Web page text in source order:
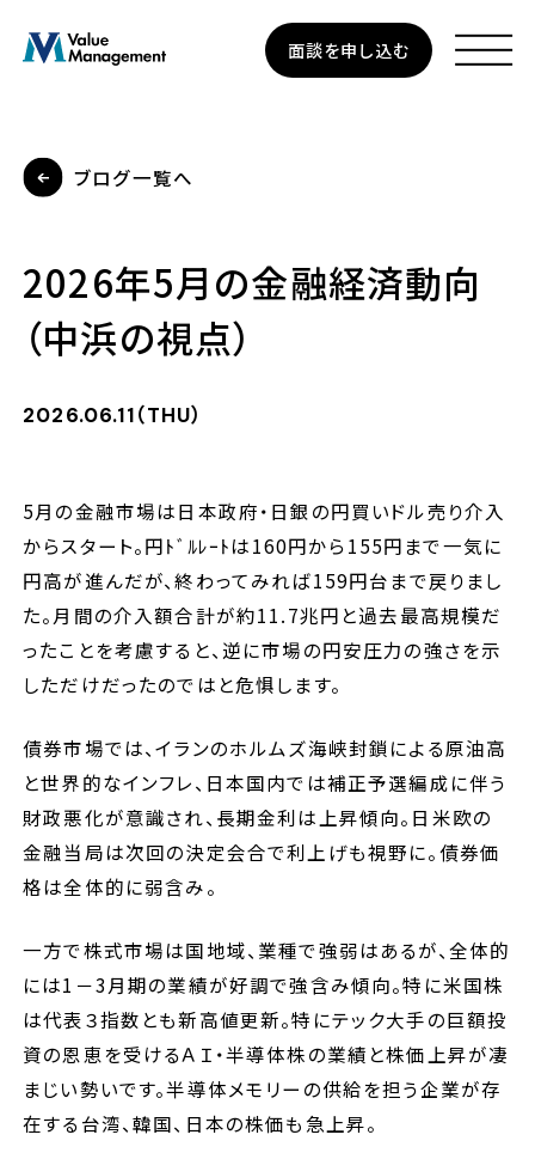
個人のお客さま
法人のお客さま
私たちについて
セミナー
ブログ
採用情報
面談を申し込む
ブログ一覧へ
2026年5月の金融経済動向
（中浜の視点）
2026.06.11（THU）
5月の金融市場は日本政府・日銀の円買いドル売り介入
からスタート。円ﾄﾞﾙﾚｰﾄは160円から155円まで一気に
円高が進んだが、終わってみれば159円台まで戻りまし
た。月間の介入額合計が約11.7兆円と過去最高規模だ
ったことを考慮すると、逆に市場の円安圧力の強さを示
しただけだったのではと危惧します。
債券市場では、イランのホルムズ海峡封鎖による原油高
と世界的なインフレ、日本国内では補正予選編成に伴う
財政悪化が意識され、長期金利は上昇傾向。日米欧の
金融当局は次回の決定会合で利上げも視野に。債券価
格は全体的に弱含み。
一方で株式市場は国地域、業種で強弱はあるが、全体的
には1－3月期の業績が好調で強含み傾向。特に米国株
は代表３指数とも新高値更新。特にテック大手の巨額投
資の恩恵を受けるＡＩ・半導体株の業績と株価上昇が凄
まじい勢いです。半導体メモリーの供給を担う企業が存
在する台湾、韓国、日本の株価も急上昇。